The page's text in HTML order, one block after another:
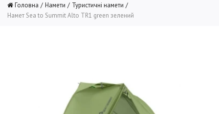
Головна Намети
Туристичні намети
Намет Sea to Summit Alto TR1 green зелений